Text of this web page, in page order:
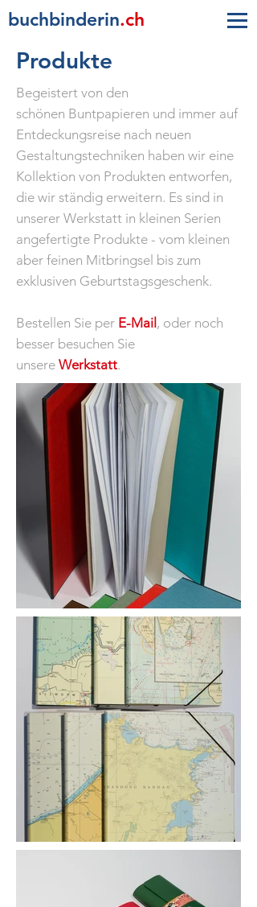
buchbinderin.ch
Produkte
Begeistert von den
schönen Buntpapieren und immer auf
Entdeckungsreise nach neuen
Gestaltungstechniken haben wir eine
Kollektion von Produkten entworfen,
die wir ständig erweitern. Es sind in
unserer Werkstatt in kleinen Serien
angefertigte Produkte - vom kleinen
aber feinen Mitbringsel bis zum
exklusiven Geburtstagsgeschenk.
Bestellen Sie per E-Mail , oder noch
besser besuchen Sie
unsere Werkstatt.